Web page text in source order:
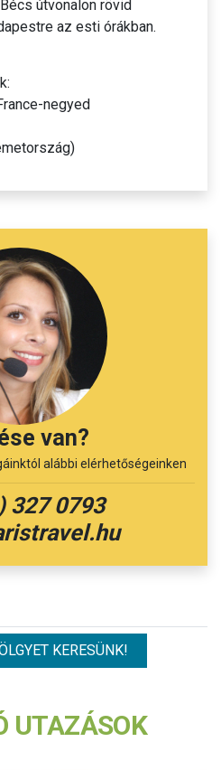
van?
alábbi elérhetőségeinken
327 0793
útvonalon rövid
az esti órákban.
negyed
KERESÜNK!
UTAZÁSOK